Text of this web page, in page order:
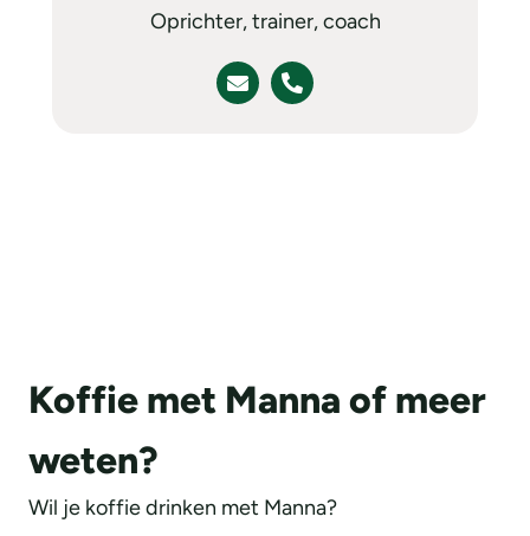
Oprichter, trainer, coach
Koffie met Manna of meer
weten?
Wil je koffie drinken met Manna?